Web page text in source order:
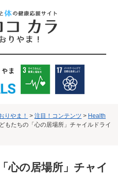
りやま！ > 注目！コンテンツ > Health
たちの「心の居場所」チャイルドライ
の居場所」チャイ